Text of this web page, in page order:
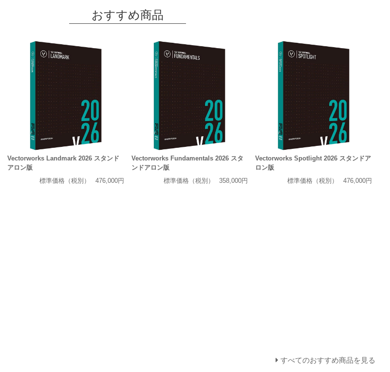
おすすめ商品
Vectorworks Landmark 2026 スタンド
アロン版
標準価格（税別）
476,000円
Vectorworks Fundamentals 2026 スタ
ンドアロン版
標準価格（税別）
358,000円
Vectorworks Spotlight 2026 スタンドア
ロン版
標準価格（税別）
476,000円
すべてのおすすめ商品を見る